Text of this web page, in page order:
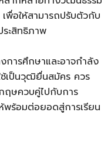
พื่อให้สามารถปรับตัวกับ
ะสิทธิภาพ
การศึกษาและอาจกำลัง
ช้เป็นวุฒิยื่นสมัคร ควร
ฤษควบคู่ไปกับการ
พร้อมต่อยอดสู่การเรียน